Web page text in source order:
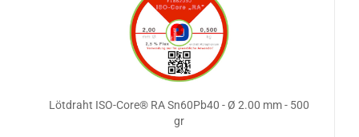
Lötdraht ISO-Core® RA Sn60Pb40 - Ø 2.00 mm - 500
gr